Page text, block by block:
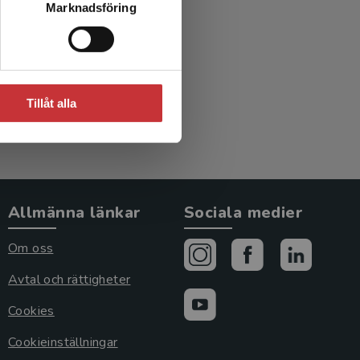
Marknadsföring
Tillåt alla
Allmänna länkar
Om oss
Avtal och rättigheter
Cookies
Cookieinställningar
Sociala medier